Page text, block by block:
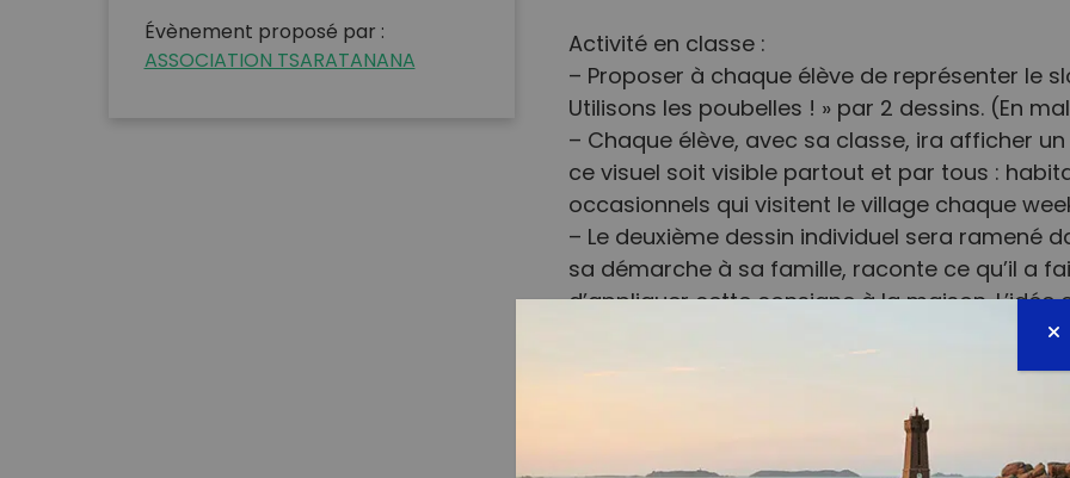
Évènement proposé par :
ASSOCIATION TSARATANANA
Activité en classe :
– Proposer à chaque élève de représenter le
Utilisons les poubelles ! » par 2 dessins. (En
– Chaque élève, avec sa classe, ira afficher
ce visuel soit visible partout et par tous :
occasionnels qui visitent le village chaque
– Le deuxième dessin individuel sera ramené
sa démarche à sa famille, raconte ce qu’il a
d’appliquer cette consigne à la maison.
des familles utilise l’enfant comme
l’environnement est un projet sur le long
attendre un changement de mentalité dans